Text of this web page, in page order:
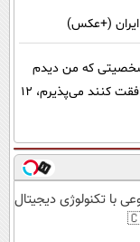
(+عکس)
شخصیتی که من دیدم
تطابق ندارد/ گفتند سه چهارم ( با تفاهم‌نامه) موافقت کنند می‌پذیرم، 12
با تکنولوژی دیجیتال